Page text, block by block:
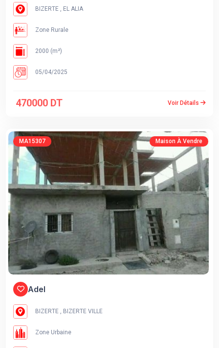
BIZERTE , EL ALIA
Zone Rurale
2000 (m²)
05/04/2025
470000 DT Voir Détails
MA15307 Maison À Vendre
Adel
BIZERTE , BIZERTE VILLE
Zone Urbaine